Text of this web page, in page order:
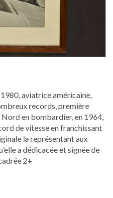
aviatrice américaine,
records, première
en bombardier, en 1964,
de vitesse en franchissant
la représentant aux
a dédicacée et signée de
2+